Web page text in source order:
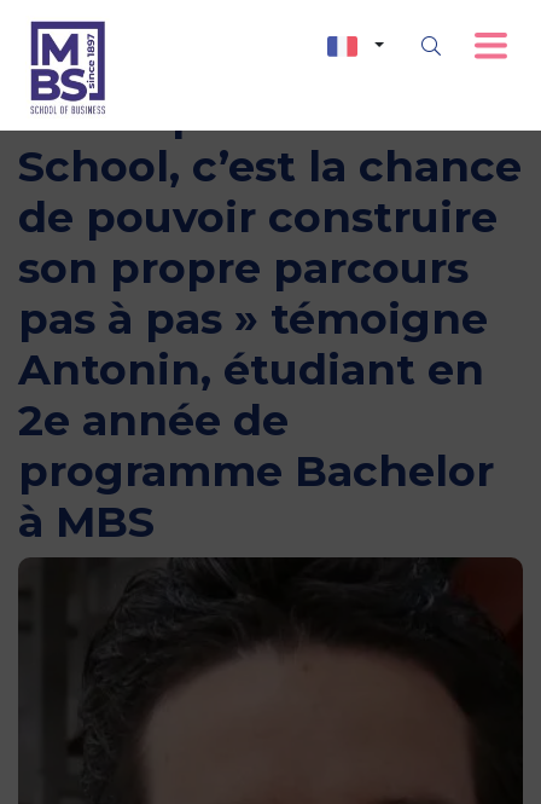
« Montpellier Business
School, c’est la chance
de pouvoir construire
son propre parcours
pas à pas » témoigne
Antonin, étudiant en
2e année de
programme Bachelor
à MBS